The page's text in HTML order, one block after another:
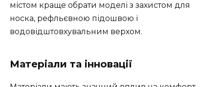
містом краще обрати моделі з захистом для
носка, рефльєвною підошвою і
водовідштовхувальним верхом.
Матеріали та інновації